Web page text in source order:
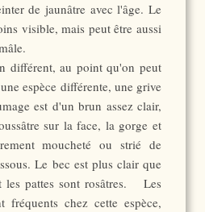
de jaunâtre avec l'âge. Le
visible, mais peut être aussi
différent, au point qu'on peut
espèce différente, une grive
est d'un brun assez clair,
sur la face, la gorge et
moucheté ou strié de
Le bec est plus clair que
les pattes sont rosâtres. Les
fréquents chez cette espèce,